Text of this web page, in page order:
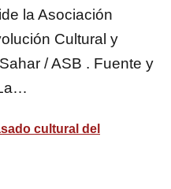
la Asociación
Cultural y
/ ASB . Fuente y
cultural del